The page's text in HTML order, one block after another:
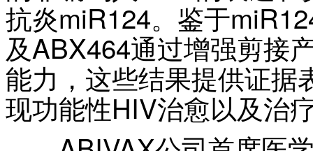
抗炎miR124。鉴于
及ABX464通过增强剪接
能力，这些结果提供证
现功能性HIV治愈以及治